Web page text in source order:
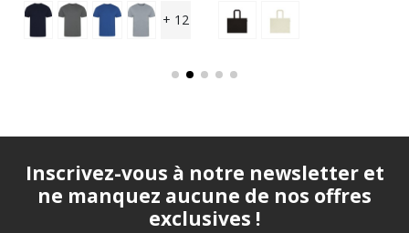
+ 12
Inscrivez-vous à notre newsletter et
ne manquez aucune de nos offres
exclusives !